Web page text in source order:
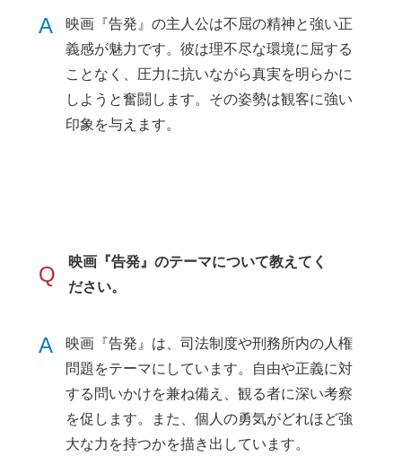
A
映画『告発』の主人公は不屈の精神と強い正
義感が魅力です。彼は理不尽な環境に屈する
ことなく、圧力に抗いながら真実を明らかに
しようと奮闘します。その姿勢は観客に強い
印象を与えます。
Q
映画『告発』のテーマについて教えてく
ださい。
A
映画『告発』は、司法制度や刑務所内の人権
問題をテーマにしています。自由や正義に対
する問いかけを兼ね備え、観る者に深い考察
を促します。また、個人の勇気がどれほど強
大な力を持つかを描き出しています。